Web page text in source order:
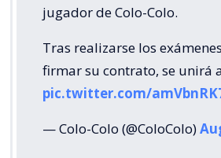
jugador de Colo-Colo.
Tras realizarse los
firmar su contrato, se unirá
pic.twitter.com/
— Colo-Colo (@ColoColo)